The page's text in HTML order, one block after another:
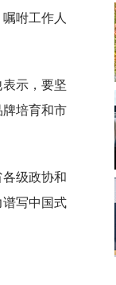
咐工作人
示，要坚
培育和市
级政协和
写中国式